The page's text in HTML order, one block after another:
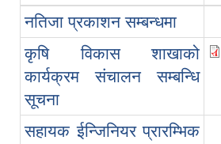
नतिजा प्रकाशन सम्बन्धमा
कृषि विकास शाखाको
कार्यक्रम संचालन सम्बन्धि
सूचना
सहायक ईन्जिनियर प्रारम्भिक